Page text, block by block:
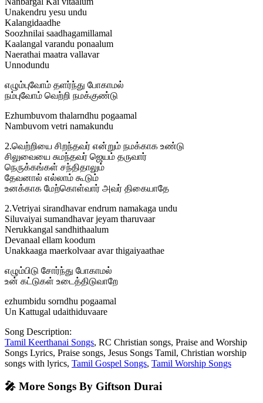
Unakendru yesu undu
Kalangidaadhe
Soozhnilai saadhagamillamal
Kaalangal varandu ponaalum
Naerathai maatra vallavar
Unnodundu
எழும்புவோம் தளர்ந்து போகாமல்
நம்புவோம் வெற்றி நமக்குண்டு
Ezhumbuvom thalarndhu pogaamal
Nambuvom vetri namakundu
2.வெற்றியை சிறந்தவர் என்றும் நமக்காக உண்டு
சிலுவையை சுமந்தவர் ஜெயம் தருவார்
நெருக்கங்கள் சந்திதாலும்
தேவனால் எல்லாம் கூடும்
உனக்காக மேற்கொள்வார் அவர் திகையாதே
2.Vetriyai sirandhavar endrum namakaga undu
Siluvaiyai sumandhavar jeyam tharuvaar
Nerukkangal sandhithaalum
Devanaal ellam koodum
Unakkaaga maerkolvaar avar thigaiyaathae
எழும்பிடு சோர்ந்து போகாமல்
உன் கட்டுகள் உடைத்திடுவாறே
ezhumbidu sorndhu pogaamal
Un Kattugal udaithiduvaare
Song Description:
Tamil Keerthanai Songs, RC Christian songs, Praise and Worship
Songs Lyrics, Praise songs, Jesus Songs Tamil, Christian worship
songs with lyrics, Tamil Gospel Songs, Tamil Worship Songs
🎤 More Songs By Giftson Durai